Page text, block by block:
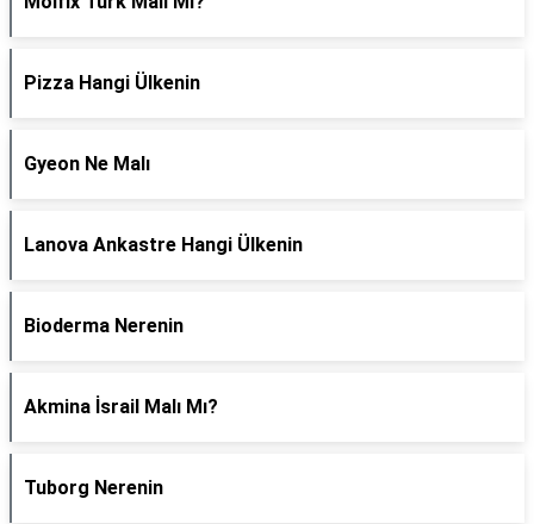
Pizza Hangi Ülkenin
Gyeon Ne Malı
Lanova Ankastre Hangi Ülkenin
Bioderma Nerenin
Akmina İsrail Malı Mı?
Tuborg Nerenin